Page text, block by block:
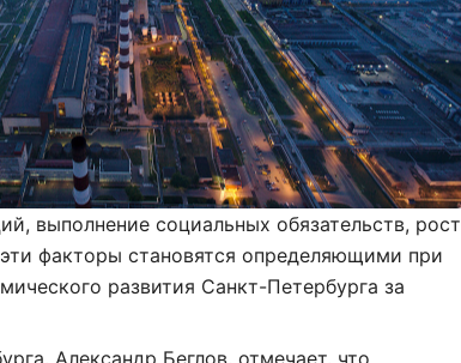
выполнение социальных обязательств, рост
факторы становятся определяющими при
развития Санкт-Петербурга за
Александр Беглов, отмечает, что